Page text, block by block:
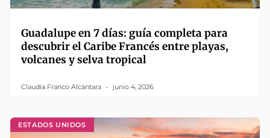
Guadalupe en 7 días: guía completa para
descubrir el Caribe Francés entre playas,
volcanes y selva tropical
Claudia Franco Alcántara junio 4, 2026
ESTADOS UNIDOS